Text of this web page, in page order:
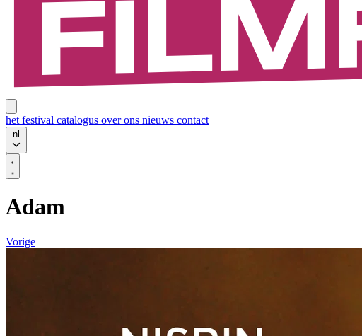
het festival catalogus over ons nieuws contact
nl
Adam
Vorige